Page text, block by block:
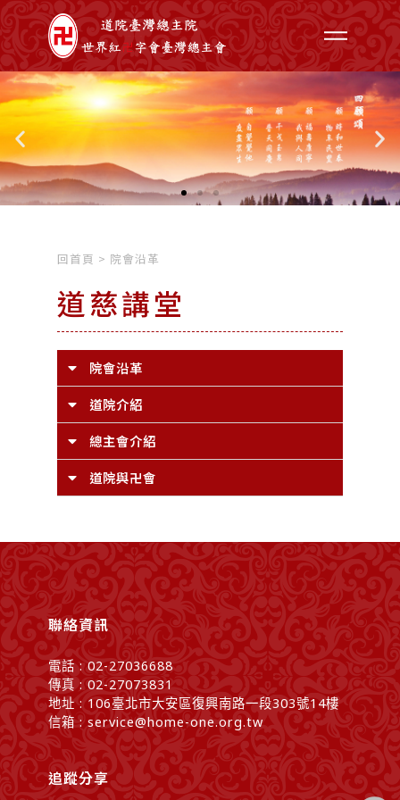
回首頁 > 院會沿革
道慈講堂
院會沿革
道院介紹
總主會介紹
道院與卍會
聯絡資訊
電話 : 02-27036688
傳真 : 02-27073831
地址 : 106臺北市大安區復興南路一段303號14樓
信箱 : service@home-one.org.tw
追蹤分享